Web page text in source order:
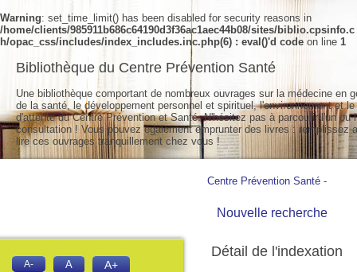
Warning: set_time_limit() has been disabled for security reasons in
/home/clients/985911b686c64190d3f36ac1aec44b08/sites/biblio.cpsinfo.c
h/opac_css/includes/index_includes.inc.php(6) : eval()'d code on line 1
Centre Prévention Santé -
Nouvelle recherche
Détail de l'indexation
Bibliothèque du Centre Prévention Santé
Une bibliothèque comportant de nombreux ouvrages sur la médecine en
de la santé, le développement personnel et spirituel, l'environnement et
d'attente du Centre Prévention et Santé. N'hésitez pas à parcourir l'un
consultation ! Vous pouvez également emprunter des livres : remplissez
lire ces ouvrages tranquillement chez vous !
A- A A+